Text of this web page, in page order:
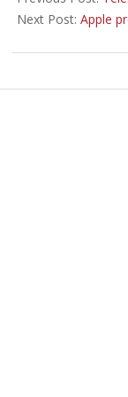
08
Next Post: Apple